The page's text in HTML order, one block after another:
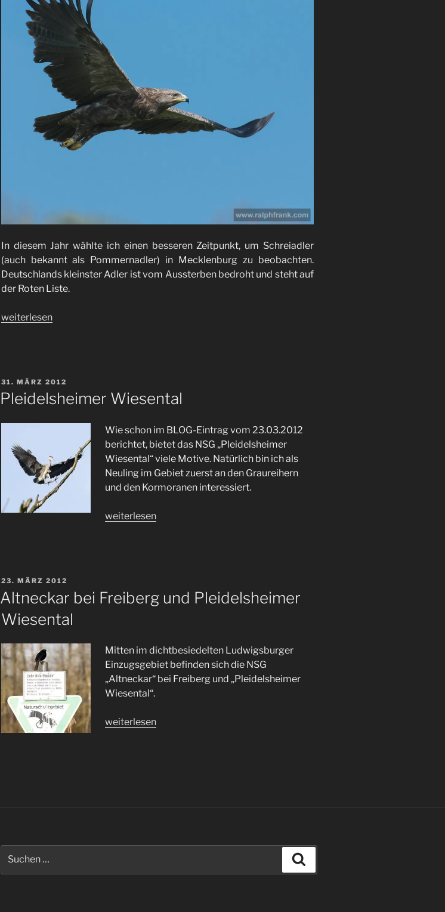
In diesem Jahr wählte ich einen besseren Zeitpunkt, um Schreiadler
(auch bekannt als Pommernadler) in Mecklenburg zu beobachten.
Deutschlands kleinster Adler ist vom Aussterben bedroht und steht auf
der Roten Liste.
„Schreiadler
weiterlesen
VERÖFFENTLICHT
AM
31. MÄRZ 2012
Pleidelsheimer Wiesental
Wie schon im BLOG-Eintrag vom 23.03.2012
berichtet, bietet das NSG „Pleidelsheimer
Wiesental“ viele Motive. Natürlich bin ich als
Neuling im Gebiet zuerst an den Graureihern
und den Kormoranen interessiert.
„Pleidelsheimer
weiterlesen
VERÖFFENTLICHT
AM
23. MÄRZ 2012
Altneckar bei Freiberg und Pleidelsheimer
Wiesental
Mitten im dichtbesiedelten Ludwigsburger
Einzugsgebiet befinden sich die NSG
„Altneckar“ bei Freiberg und „Pleidelsheimer
Wiesental“.
„Altneckar
weiterlesen
nach: